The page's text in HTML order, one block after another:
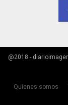
@2018 -
Quienes somos